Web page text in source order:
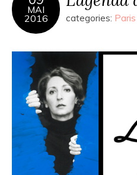
MAI
2016 categories: Paris